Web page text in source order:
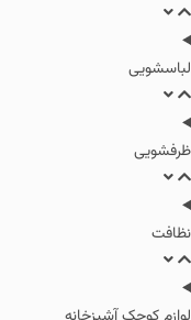
لباسشویی
ظرفشویی
نظافت